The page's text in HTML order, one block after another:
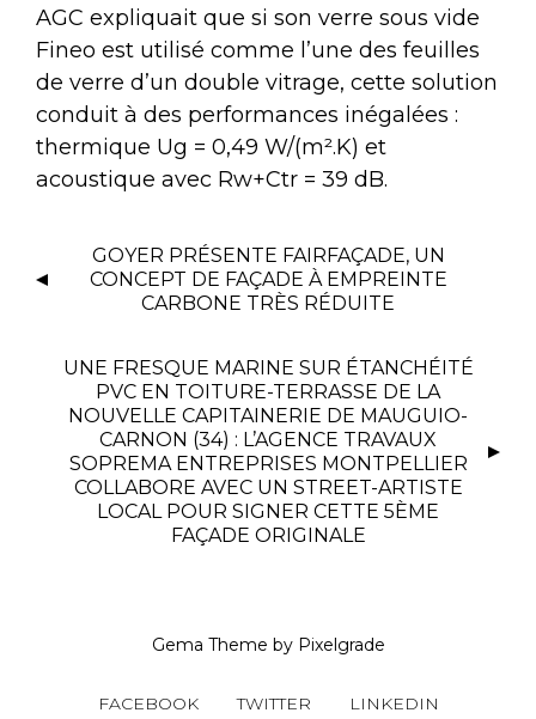
AGC expliquait que si son verre sous vide
Fineo est utilisé comme l’une des feuilles
de verre d’un double vitrage, cette solution
conduit à des performances inégalées :
thermique Ug = 0,49 W/(m².K) et
acoustique avec Rw+Ctr = 39 dB.
GOYER PRÉSENTE FAIRFAÇADE, UN
CONCEPT DE FAÇADE À EMPREINTE
CARBONE TRÈS RÉDUITE
UNE FRESQUE MARINE SUR ÉTANCHÉITÉ
PVC EN TOITURE-TERRASSE DE LA
NOUVELLE CAPITAINERIE DE MAUGUIO-
CARNON (34) : L’AGENCE TRAVAUX
SOPREMA ENTREPRISES MONTPELLIER
COLLABORE AVEC UN STREET-ARTISTE
LOCAL POUR SIGNER CETTE 5ÈME
FAÇADE ORIGINALE
Gema Theme by Pixelgrade
FACEBOOK TWITTER LINKEDIN